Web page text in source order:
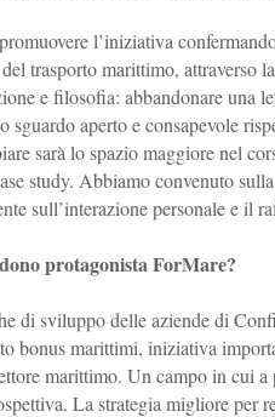
l’iniziativa
trasporto marittimo, attraverso
e filosofia: abbandonare una
aperto e consapevole
sarà lo spazio maggiore nel
study. Abbiamo convenuto
sull’interazione personale e il
protagonista ForMare?
di sviluppo delle aziende di
bonus marittimi, iniziativa
marittimo. Un campo in cui a
La strategia migliore per